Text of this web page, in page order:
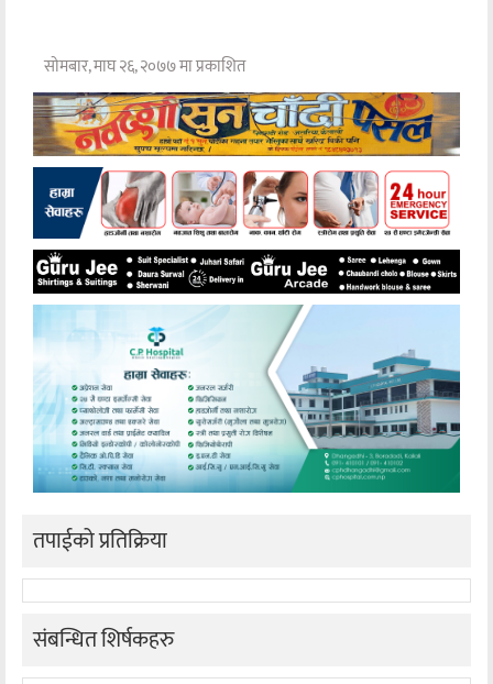
सोमबार, माघ २६, २०७७ मा प्रकाशित
तपाईको प्रतिक्रिया
संबन्धित शिर्षकहरु